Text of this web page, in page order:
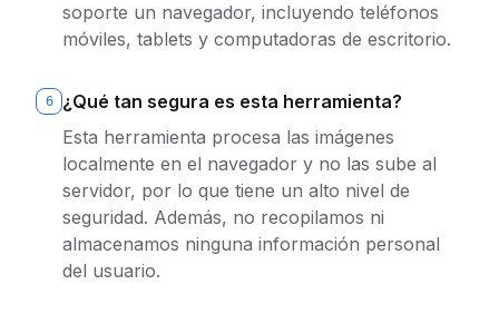
soporte un navegador, incluyendo teléfonos
móviles, tablets y computadoras de escritorio.
6
¿Qué tan segura es esta herramienta?
Esta herramienta procesa las imágenes
localmente en el navegador y no las sube al
servidor, por lo que tiene un alto nivel de
seguridad. Además, no recopilamos ni
almacenamos ninguna información personal
del usuario.